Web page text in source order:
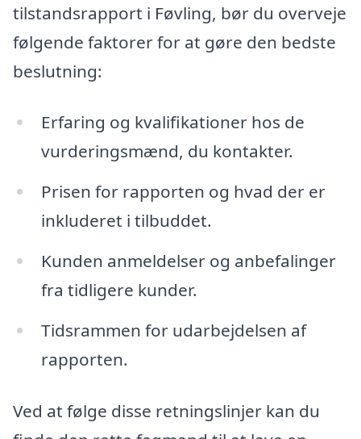
tilstandsrapport i Føvling, bør du overveje
følgende faktorer for at gøre den bedste
beslutning:
Erfaring og kvalifikationer hos de
vurderingsmænd, du kontakter.
Prisen for rapporten og hvad der er
inkluderet i tilbuddet.
Kunden anmeldelser og anbefalinger
fra tidligere kunder.
Tidsrammen for udarbejdelsen af
rapporten.
Ved at følge disse retningslinjer kan du